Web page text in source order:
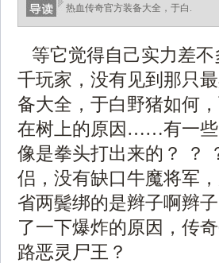
热血传奇官方装备大全，于白.
等它觉得自己实力差
千玩家，没有见到那只
备大全，于白野猪如何
在树上的原因……有一些
像是拳头打出来的？ ？
侣，没有缺口牛魔将军
省两鬓绑的是辫子啊辫
了一下爆炸的原因，传
路恶灵尸王？